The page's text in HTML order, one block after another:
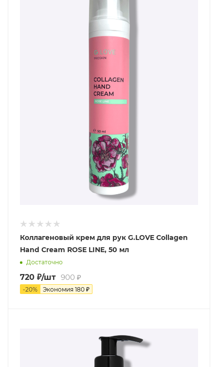
Коллагеновый крем для рук G.LOVE Collagen
Hand Cream ROSE LINE, 50 мл
Достаточно
720 ₽/шт 900 ₽
-20% Экономия 180 ₽